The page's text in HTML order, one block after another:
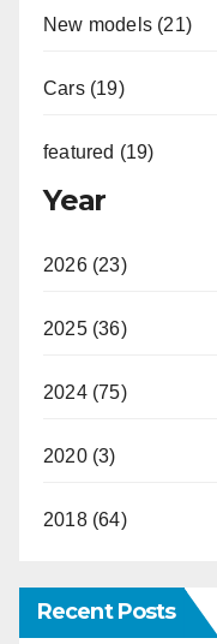
New models (21)
Cars (19)
featured (19)
Year
2026 (23)
2025 (36)
2024 (75)
2020 (3)
2018 (64)
Recent Posts